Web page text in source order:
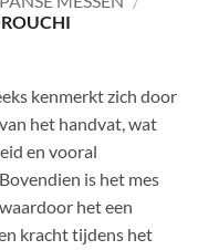
kenmerkt zich door
het handvat, wat
en vooral
is het mes
het een
kracht tijdens het